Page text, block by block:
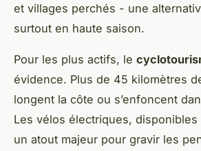
et villages perchés - une
surtout en haute saison.
Pour les plus actifs, le
évidence. Plus de 45 kilomètres
longent la côte ou s’enfoncent
Les vélos électriques,
un atout majeur pour gravir les